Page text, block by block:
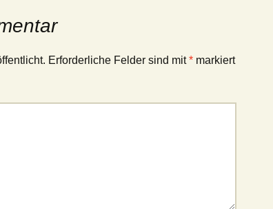
Erforderliche Felder sind mit* markiert